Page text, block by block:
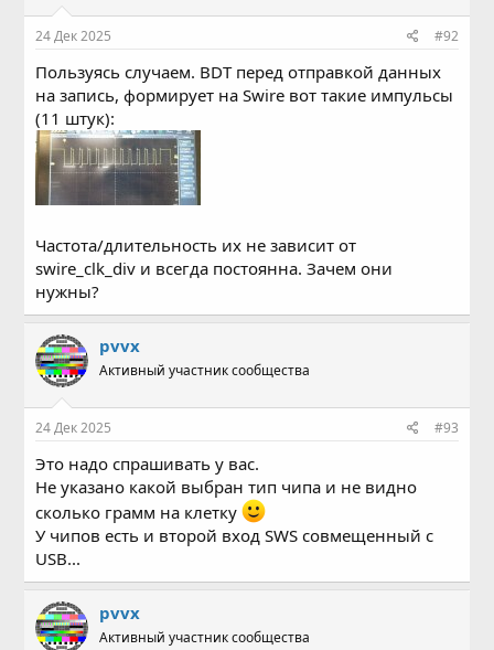
24 Дек 2025 #92
Пользуясь случаем. BDT перед отправкой данных
на запись, формирует на Swire вот такие импульсы
(11 штук):
Частота/длительность их не зависит от
swire_clk_div и всегда постоянна. Зачем они
нужны?
pvvx
Активный участник сообщества
24 Дек 2025 #93
Это надо спрашивать у вас.
Не указано какой выбран тип чипа и не видно
сколько грамм на клетку
У чипов есть и второй вход SWS совмещенный с
USB...
pvvx
Активный участник сообщества